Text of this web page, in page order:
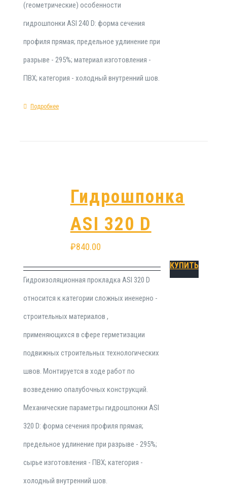
(геометрические) особенности
гидрошпонки АSI 240 D: форма сечения
профиля прямая; предельное удлинение при
разрыве - 295%; материал изготовления -
ПВХ; категория - холодный внутренний шов.
Подробнее
Гидрошпонка
АSI 320 D
₽840.00
Гидроизоляционная прокладка АSI 320 D
относится к категории сложных иненерно -
строительных материалов ,
применяющихся в сфере герметизации
подвижных строительных технологических
швов. Монтируется в ходе работ по
возведению опалубочных конструкций.
Механические параметры гидрошпонки АSI
320 D: форма сечения профиля прямая;
предельное удлинение при разрыве - 295%;
сырье изготовления - ПВХ; категория -
холодный внутренний шов.
КУПИТЬ